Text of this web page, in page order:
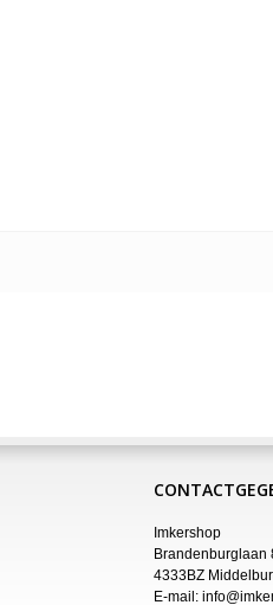
Imkershop
Brandenburglaan
4333BZ
E-mail: